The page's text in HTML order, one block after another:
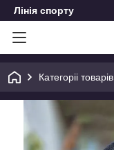
Лінія спорту
Категоріі товарів